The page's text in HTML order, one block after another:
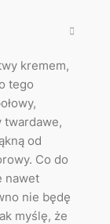
kremem,
tego
twardawe,
od
Co do
nawet
nie będę
myślę, że